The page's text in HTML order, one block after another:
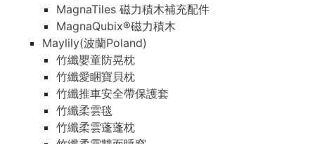
MagnaTiles 磁力積木補充配件
MagnaQubix®磁力積木
Maylily(波蘭Poland)
竹纖嬰童防晃枕
竹纖愛睏寶貝枕
竹纖推車安全帶保護套
竹纖柔雲毯
竹纖柔雲蓬蓬枕